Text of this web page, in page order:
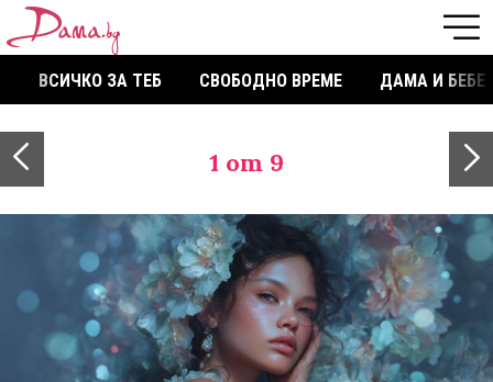
ВСИЧКО ЗА ТЕБ СВОБОДНО ВРЕМЕ ДАМА И БЕБЕ
1 от 9